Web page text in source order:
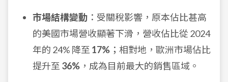
市場結構變動 ：受關稅影響，原本佔比甚高
的美國市場營收顯著下滑，營收佔比從 2024
年的 24% 降至 17% ；相對地，歐洲市場佔比
提升至 36% ，成為目前最大的銷售區域。